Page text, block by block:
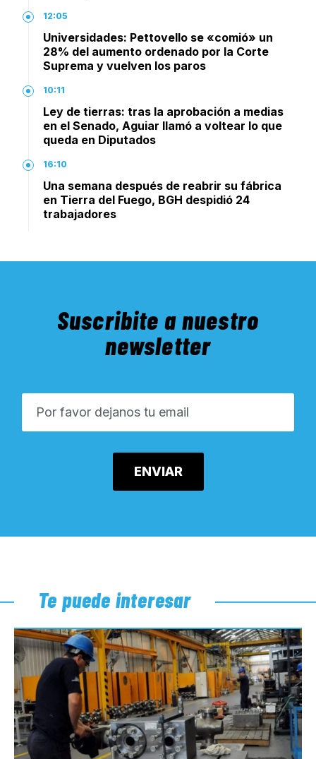
12:05
Universidades: Pettovello se «comió» un
28% del aumento ordenado por la Corte
Suprema y vuelven los paros
10:11
Ley de tierras: tras la aprobación a medias
en el Senado, Aguiar llamó a voltear lo que
queda en Diputados
16:10
Una semana después de reabrir su fábrica
en Tierra del Fuego, BGH despidió 24
trabajadores
Suscribite a nuestro
newsletter
Te puede interesar